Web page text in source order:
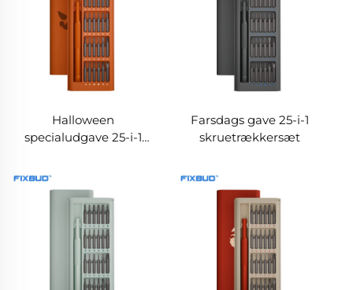
Halloween
specialudgave 25-i-1
Farsdags gave 25-i-1
skruetrækkersæt